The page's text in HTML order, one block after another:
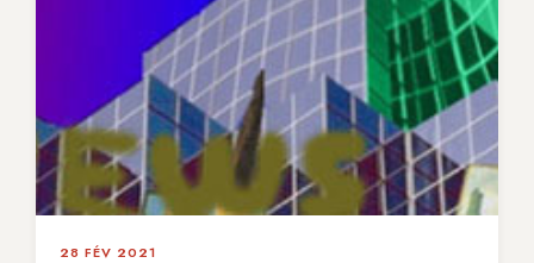
28 FÉV 2021